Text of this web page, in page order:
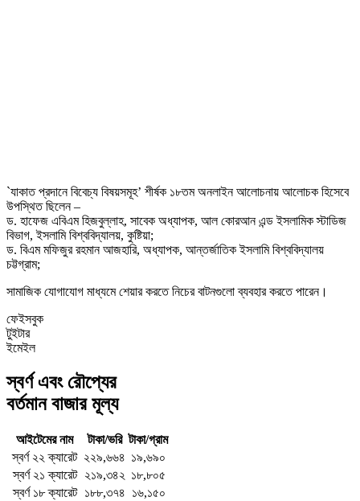
`যাকাত প্রদানে বিবেচ্য বিষয়সমূহ’ শীর্ষক ১৮তম অনলাইন আলোচনায় আলোচক হিসেবে
উপস্থিত ছিলেন –
ড. হাফেজ এবিএম হিজবুল্লাহ, সাবেক অধ্যাপক, আল কোরআন এন্ড ইসলামিক স্টাডিজ
বিভাগ, ইসলামি বিশ্ববিদ্যালয়, কুষ্টিয়া;
ড. বিএম মফিজুর রহমান আজহারি, অধ্যাপক, আন্তর্জাতিক ইসলামি বিশ্ববিদ্যালয়
চট্টগ্রাম;
সামাজিক যোগাযোগ মাধ্যমে শেয়ার করতে নিচের বাটনগুলো ব্যবহার করতে পারেন।
ফেইসবুক
টুইটার
ইমেইল
স্বর্ণ এবং রৌপ্যের
বর্তমান বাজার মূল্য
আইটেমের নাম টাকা/ভরি টাকা/গ্রাম
স্বর্ণ ২২ ক্যারেট ২২৯,৬৬৪ ১৯,৬৯০
স্বর্ণ ২১ ক্যারেট
২১৯,৩৪২ ১৮,৮০৫
স্বর্ণ ১৮ ক্যারেট
১৮৮,৩৭৪ ১৬,১৫০